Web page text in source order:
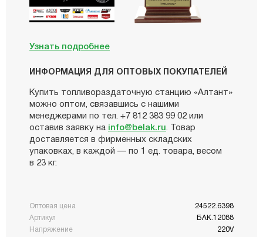
Узнать подробнее
ИНФОРМАЦИЯ ДЛЯ ОПТОВЫХ ПОКУПАТЕЛЕЙ
Купить топливораздаточную станцию «Алтант»
можно оптом, связавшись с нашими
менеджерами по тел. +7 812 383 99 02 или
оставив заявку на info@belak.ru. Товар
доставляется в фирменных складских
упаковках, в каждой — по 1 ед. товара, весом
в 23 кг.
Оптовая цена
24522.6398
Артикул
БАК.12088
Напряжение
220V